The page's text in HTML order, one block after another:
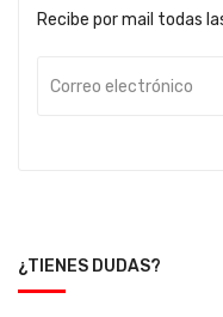
Recibe por mail todas
¿TIENES DUDAS?